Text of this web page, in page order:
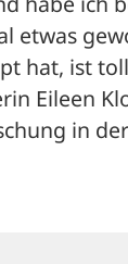
etwas
hat, ist
Eileen
in der